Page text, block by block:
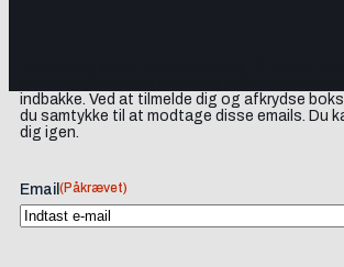
indbakke. Ved at tilmelde dig og afkrydse
du samtykke til at modtage disse emails. Du
dig igen.
Email (Påkrævet)